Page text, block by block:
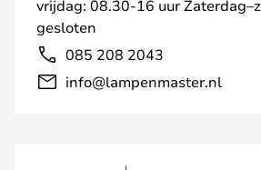
vrijdag: 08.30-16 uur
gesloten
085 208 2043
info@lampenmaster.nl